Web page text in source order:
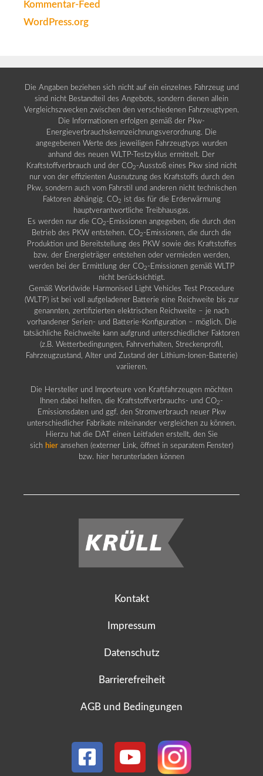
Kommentar-Feed
WordPress.org
Die Angaben beziehen sich nicht auf ein einzelnes Fahrzeug und
sind nicht Bestandteil des Angebots, sondern dienen allein
Vergleichszwecken zwischen den verschiedenen Fahrzeugtypen.
Die Informationen erfolgen gemäß der Pkw-
Energieverbrauchskennzeichnungsverordnung. Die
angegebenen Werte des jeweiligen Fahrzeugtyps wurden
anhand des neuen WLTP-Testzyklus ermittelt. Der
Kraftstoffverbrauch und der CO2 -Ausstoß eines Pkw sind nicht
nur von der effizienten Ausnutzung des Kraftstoffs durch den
Pkw, sondern auch vom Fahrstil und anderen nicht technischen
Faktoren abhängig. CO2 ist das für die Erderwärmung
hauptverantwortliche Treibhausgas.
Es werden nur die CO2 -Emissionen angegeben, die durch den
Betrieb des PKW entstehen. CO2 -Emissionen, die durch die
Produktion und Bereitstellung des PKW sowie des Kraftstoffes
bzw. der Energieträger entstehen oder vermieden werden,
werden bei der Ermittlung der CO2 -Emissionen gemäß WLTP
nicht berücksichtigt.
Gemäß Worldwide Harmonised Light Vehicles Test Procedure
(WLTP) ist bei voll aufgeladener Batterie eine Reichweite bis zur
genannten, zertifizierten elektrischen Reichweite – je nach
vorhandener Serien- und Batterie-Konfiguration – möglich. Die
tatsächliche Reichweite kann aufgrund unterschiedlicher Faktoren
(z.B. Wetterbedingungen, Fahrverhalten, Streckenprofil,
Fahrzeugzustand, Alter und Zustand der Lithium-Ionen-Batterie)
variieren.
Die Hersteller und Importeure von Kraftfahrzeugen möchten
Ihnen dabei helfen, die Kraftstoffverbrauchs- und CO2 -
Emissionsdaten und ggf. den Stromverbrauch neuer Pkw
unterschiedlicher Fabrikate miteinander vergleichen zu können.
Hierzu hat die DAT einen Leitfaden erstellt, den Sie
sich hier ansehen (externer Link, öffnet in separatem Fenster)
bzw. hier herunterladen können
Kontakt
Impressum
Datenschutz
Barrierefreiheit
AGB und Bedingungen